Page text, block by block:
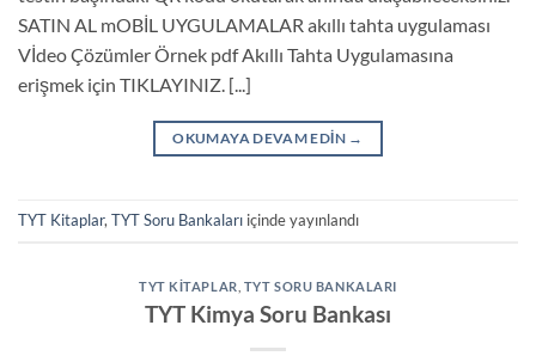
SATIN AL mOBİL UYGULAMALAR akıllı tahta uygulaması
Vİdeo Çözümler Örnek pdf Akıllı Tahta Uygulamasına
erişmek için TIKLAYINIZ. [...]
OKUMAYA DEVAM EDIN →
TYT Kitaplar,TYT Soru Bankaları içinde yayınlandı
TYT KITAPLAR TYT SORU BANKALARI
TYT Kimya Soru Bankası